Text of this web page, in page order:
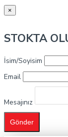
×
STOKTA
İsim/Soyisim
Email
Mesajınız
Gönder